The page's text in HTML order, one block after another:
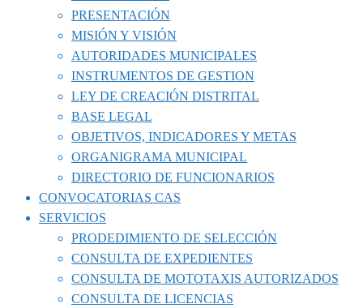
PRESENTACIÓN
MISIÓN Y VISIÓN
AUTORIDADES MUNICIPALES
INSTRUMENTOS DE GESTION
LEY DE CREACIÓN DISTRITAL
BASE LEGAL
OBJETIVOS, INDICADORES Y METAS
ORGANIGRAMA MUNICIPAL
DIRECTORIO DE FUNCIONARIOS
CONVOCATORIAS CAS
SERVICIOS
PRODEDIMIENTO DE SELECCIÓN
CONSULTA DE EXPEDIENTES
CONSULTA DE MOTOTAXIS AUTORIZADOS
CONSULTA DE LICENCIAS